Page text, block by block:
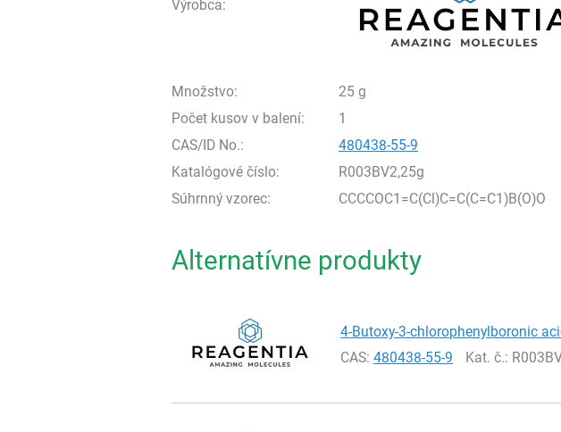
Výrobca:
Množstvo:
25 g
Počet kusov v balení:
1
CAS/ID No.:
480438-55-9
Katalógové číslo:
R003BV2,25g
Súhrnný vzorec:
CCCCOC1=C(Cl)C=C(C=C1)B(O)O
Alternatívne produkty
4-Butoxy-3-chlorophenylboronic
CAS:480438-55-9 Kat. č.: